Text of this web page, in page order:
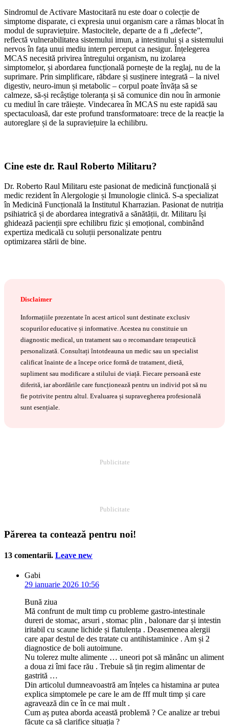
Sindromul de Activare Mastocitară nu este doar o colecție de
simptome disparate, ci expresia unui organism care a rămas blocat în
modul de supraviețuire. Mastocitele, departe de a fi „defecte”,
reflectă vulnerabilitatea sistemului imun, a intestinului și a sistemului
nervos în fața unui mediu intern perceput ca nesigur. Înțelegerea
MCAS necesită privirea întregului organism, nu izolarea
simptomelor, și abordarea funcțională pornește de la reglaj, nu de la
suprimare. Prin simplificare, răbdare și susținere integrată – la nivel
digestiv, neuro-imun și metabolic – corpul poate învăța să se
calmeze, să-și recâștige toleranța și să comunice din nou în armonie
cu mediul în care trăiește. Vindecarea în MCAS nu este rapidă sau
spectaculoasă, dar este profund transformatoare: trece de la reacție la
autoreglare și de la supraviețuire la echilibru.
Cine este dr. Raul Roberto Militaru?
Dr. Roberto Raul Militaru este pasionat de medicină funcțională și
medic rezident în Alergologie și Imunologie clinică. S-a specializat
în Medicină Funcțională la Institutul Kharrazian. Pasionat de nutriția
psihiatrică și de abordarea integrativă a sănătății, dr. Militaru își
ghidează pacienții spre echilibru fizic și emoțional, combinând
expertiza medicală cu soluții personalizate pentru
optimizarea stării de bine.
Disclaimer
Informațiile prezentate în acest articol sunt destinate exclusiv
scopurilor educative și informative. Acestea nu constituie un
diagnostic medical, un tratament sau o recomandare terapeutică
personalizată. Consultați întotdeauna un medic sau un specialist
calificat înainte de a începe orice formă de tratament, dietă,
supliment sau modificare a stilului de viață. Fiecare persoană este
diferită, iar abordările care funcționează pentru un individ pot să nu
fie potrivite pentru altul. Evaluarea și supravegherea profesională
sunt esențiale.
Publicitate
Publicitate
Părerea ta contează pentru noi!
13 comentarii. Leave new
Gabi
29 ianuarie 2026 10:56
Bună ziua
Mă confrunt de mult timp cu probleme gastro-intestinale
dureri de stomac, arsuri , stomac plin , balonare dar și intestin
iritabil cu scaune lichide și flatulența . Deasemenea alergii
care apar destul de des tratate cu antihistaminice . Am și 2
diagnostice de boli autoimune.
Nu tolerez multe alimente … uneori pot să mănânc un aliment
a doua zi îmi face rău . Trebuie să țin regim alimentar de
gastrită …
Din articolul dumneavoastră am înțeles ca histamina ar putea
explica simptomele pe care le am de fff mult timp și care
agravează din ce în ce mai mult .
Cum aș putea aborda această problemă ? Ce analize ar trebui
făcute ca să clarifice situația ?